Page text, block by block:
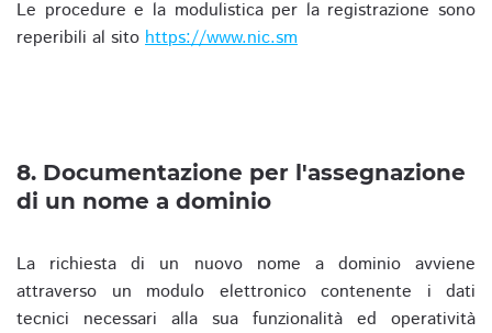
Le procedure e la modulistica per la registrazione sono
reperibili al sito https://www.nic.sm
8. Documentazione per l'assegnazione
di un nome a dominio
La richiesta di un nuovo nome a dominio avviene
attraverso un modulo elettronico contenente i dati
tecnici necessari alla sua funzionalità ed operatività